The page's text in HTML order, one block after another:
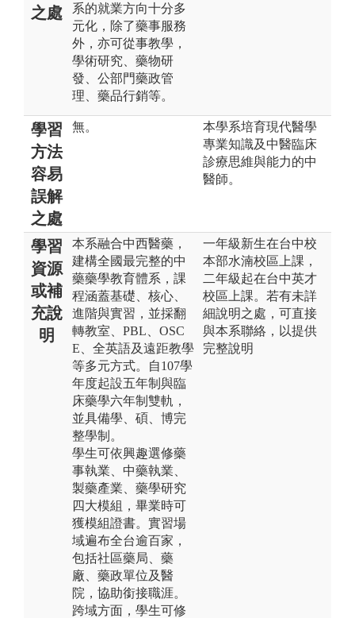
之處
系的就業方向十分多
元化，除了藥事服務
外，亦可從事教學，
學術研究、藥物研
發、公部門藥政管
理、藥品行銷等。
學習
方法
容易
誤解
之處
無。
本學系培育現代醫學
專業知識及中醫臨床
診療思維與能力的中
醫師。
學習
資源
或補
充說
明
本系融合中西醫藥，
建構全國最完整的中
藥藥學教育體系，課
程涵蓋基礎、核心、
進階與實習，並採翻
轉教室、PBL、OSC
E、全英語及遠距教學
等多元方式。自107學
年度起設五年制與臨
床藥學六年制雙軌，
並具備學、碩、博完
整學制。
學生可依興趣選修藥
事執業、中藥執業、
製藥產業、藥學研究
四大模組，畢業時可
獲模組證書。實習場
域遍布全台逾百家，
包括社區藥局、藥
廠、藥政單位及醫
院，協助銜接職涯。
跨域方面，學生可修
一年級新生在台中校
本部水湳校區上課，
二年級起在台中英才
校區上課。若有未詳
細說明之處，可直接
與本系聯絡，以提供
完整說明